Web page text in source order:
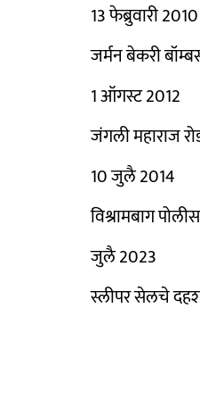
13 फेब्रुवारी 2010
जर्मन बेकरी
1 ऑगस्ट 2012
जंगली महाराज
10 जुलै 2014
विश्रामबाग
जुलै 2023
स्लीपर सेलचे